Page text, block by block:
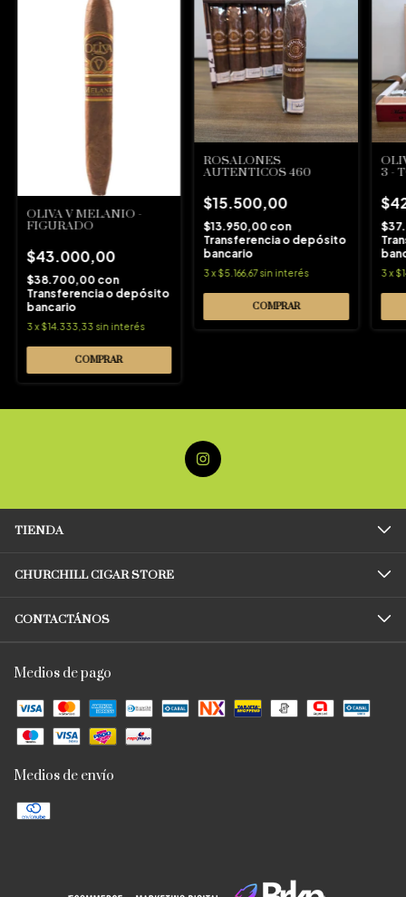
OLIVA V MELANIO -
FIGURADO
$43.000,00
$38.700,00 con
Transferencia o depósito
bancario
3x$14.333,33 sin interés
ROSALONES
AUTENTICOS 460
$15.500,00
$13.950,00 con
Transferencia o depósito
bancario
3 x$5.166,67 sin interés
3 -
3x
TIENDA
CHURCHILL CIGAR STORE
CONTACTÁNOS
Medios de pago
Medios de envío